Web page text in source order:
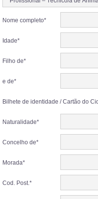
Nome completo*
Idade*
Filho de*
e de*
Bilhete de identidade / Cartão do
Naturalidade*
Concelho de*
Morada*
Cod. Post.*